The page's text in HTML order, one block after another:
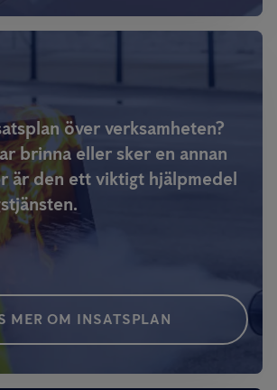
över verksamheten?
brinna eller sker en annan
är den ett viktigt hjälpmedel
MER OM INSATSPLAN